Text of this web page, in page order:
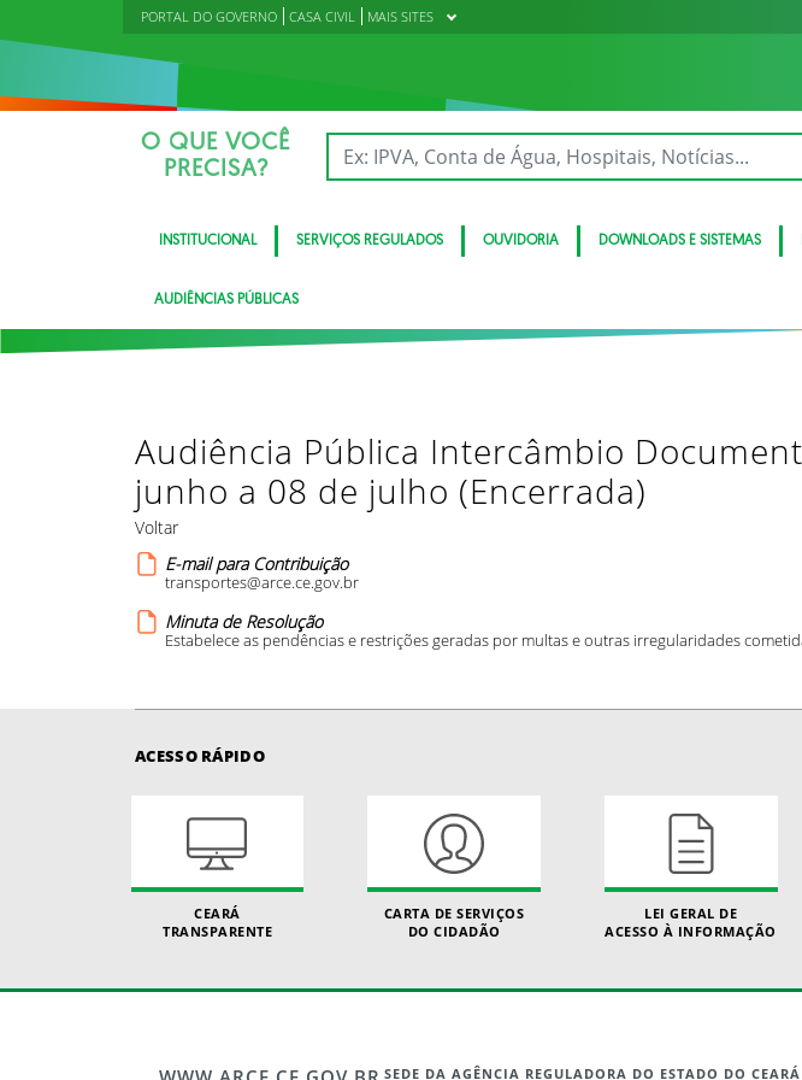
PORTAL DO GOVERNO CASA CIVIL MAIS SITES
O QUE VOCÊ
PRECISA?
INSTITUCIONAL SERVIÇOS REGULADOS OUVIDORIA DOWNLOADS E SISTEMAS
AUDIÊNCIAS PÚBLICAS
Audiência Pública Intercâmbio
junho a 08 de julho (Encerrada)
Voltar
E-mail para Contribuição
transportes@arce.ce.gov.br
Minuta de Resolução
Estabelece as pendências e restrições geradas por multas e outras irregularidades
ACESSO RÁPIDO
CEARÁ
TRANSPARENTE
CARTA DE SERVIÇOS
DO CIDADÃO
LEI GERAL DE
ACESSO À INFORMAÇÃO
SEDE DA AGÊNCIA REGULADORA DO ESTADO DO CEARÁ